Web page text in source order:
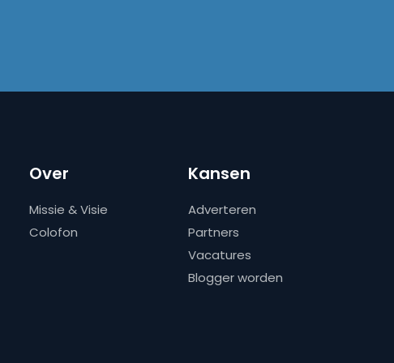
Over
Missie & Visie
Colofon
Kansen
Adverteren
Partners
Vacatures
Blogger worden